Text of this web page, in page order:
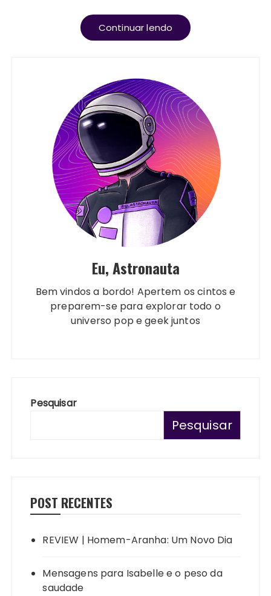
Continuar lendo
Eu, Astronauta
Bem vindos a bordo! Apertem os cintos e
preparem-se para explorar todo o
universo pop e geek juntos
Pesquisar
Pesquisar
POST RECENTES
REVIEW | Homem-Aranha: Um Novo Dia
Mensagens para Isabelle e o peso da
saudade